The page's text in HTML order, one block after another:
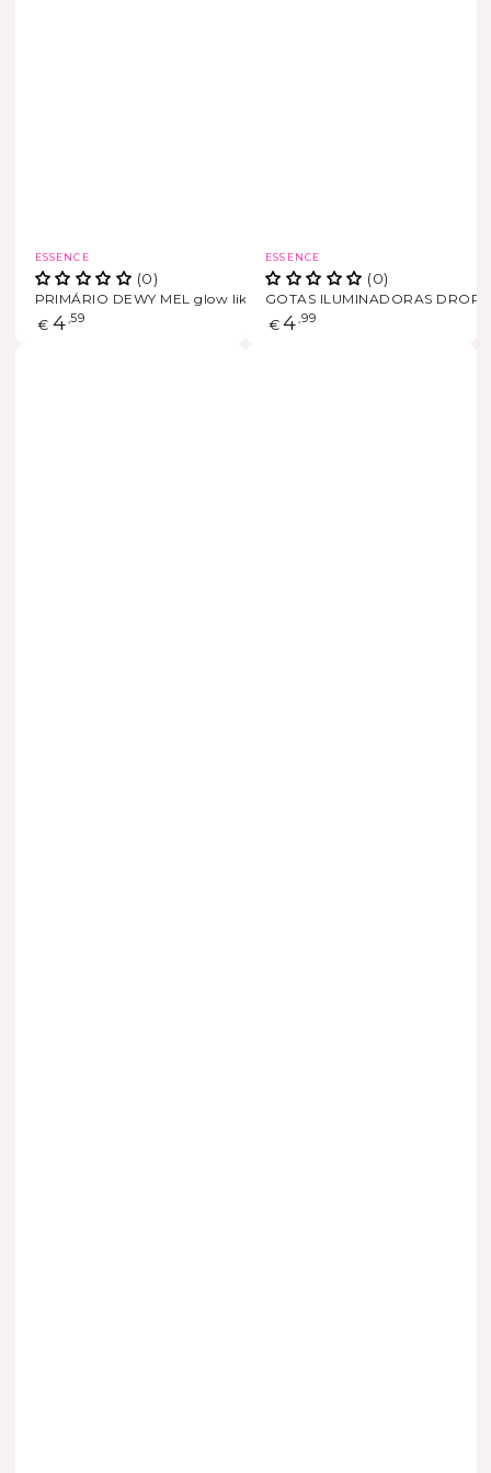
Marca
ESSENCE
(0)
PRIMÁRIO DEWY MEL glow like
Preço
€ 4,59
Marca
ESSENCE
(0)
GOTAS ILUMINADORAS DROP
Preço
€ 4,99